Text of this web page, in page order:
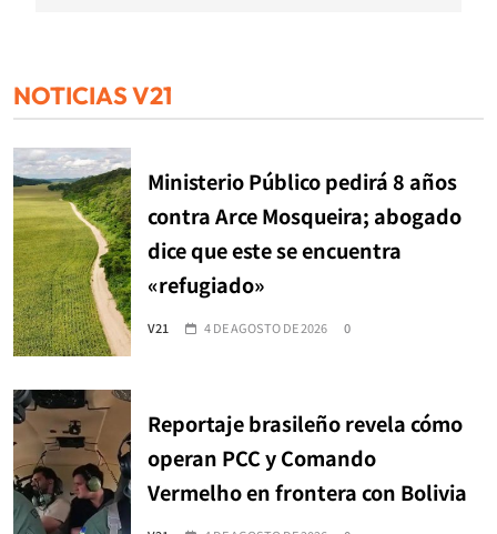
NOTICIAS V21
Ministerio Público pedirá 8 años
contra Arce Mosqueira; abogado
dice que este se encuentra
«refugiado»
V21 4 DE AGOSTO DE 2026 0
Reportaje brasileño revela cómo
operan PCC y Comando
Vermelho en frontera con Bolivia